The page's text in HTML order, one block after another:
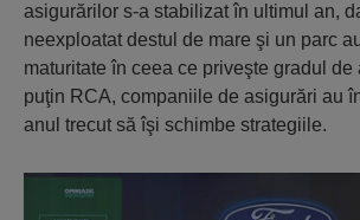
asigurărilor s-a stabilizat în ultimul an,
neexploatat destul de mare şi un parc
maturitate în ceea ce priveşte gradul de
puţin RCA, companiile de asigurări au
anul trecut să îşi schimbe strategiile.